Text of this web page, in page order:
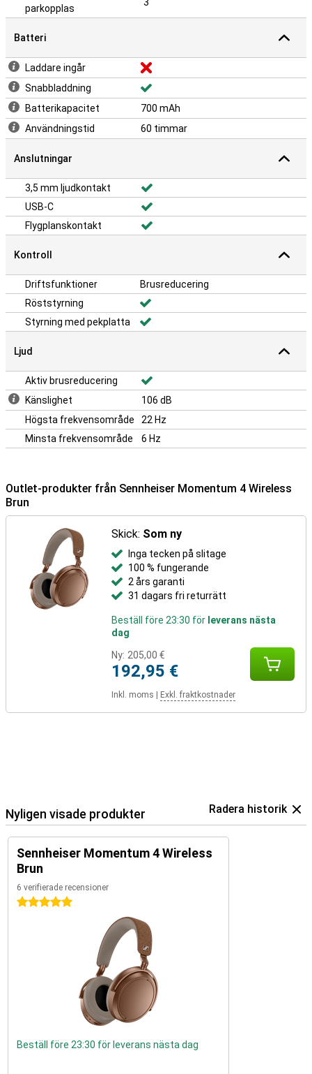
parkopplas
Batteri
Laddare ingår
Snabbladdning
Batterikapacitet
700 mAh
Användningstid
60 timmar
Anslutningar
3,5 mm ljudkontakt
USB-C
Flygplanskontakt
Kontroll
Driftsfunktioner
Brusreducering
Röststyrning
Styrning med pekplatta
Ljud
Aktiv brusreducering
Känslighet
106 dB
Högsta frekvensområde
22 Hz
Minsta frekvensområde
6 Hz
Outlet-produkter från Sennheiser Momentum 4 Wireless
Brun
Skick: Som ny
Inga tecken på slitage
100 % fungerande
2 års garanti
31 dagars fri returrätt
Beställ före 23:30 för leverans nästa
dag
Ny: 205,00 €
192,95 €
Inkl. moms Exkl. fraktkostnader
Nyligen visade produkter Radera historik
Sennheiser Momentum 4 Wireless
Brun
6 verifierade recensioner
5 stjärnor
Beställ före 23:30 för leverans nästa dag